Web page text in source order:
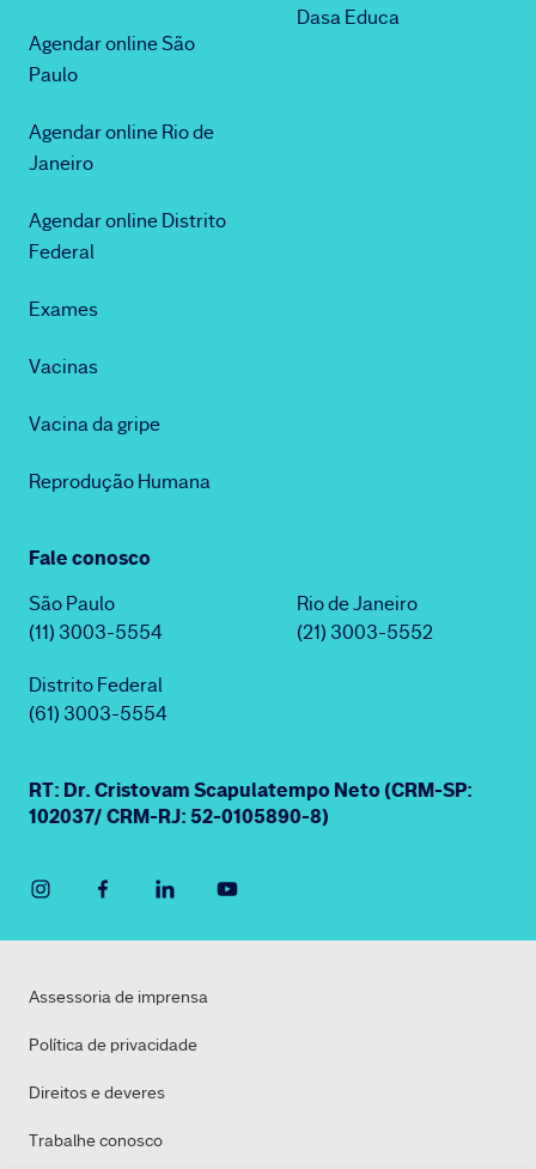
Agendar online São
Paulo
Agendar online Rio de
Janeiro
Agendar online Distrito
Federal
Exames
Vacinas
Vacina da gripe
Reprodução Humana
Dasa Educa
Fale conosco
São Paulo
(11) 3003-5554
Rio de Janeiro
(21) 3003-5552
Distrito Federal
(61) 3003-5554
RT: Dr. Cristovam Scapulatempo Neto (CRM-SP:
102037/ CRM-RJ: 52-0105890-8)
Assessoria de imprensa
Política de privacidade
Direitos e deveres
Trabalhe conosco